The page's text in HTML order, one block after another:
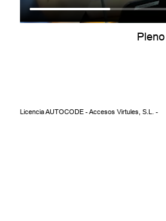
Licencia AUTOCODE - Accesos Virtules, S.L. -